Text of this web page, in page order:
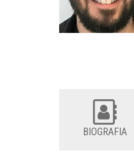
BIOGRAFIA